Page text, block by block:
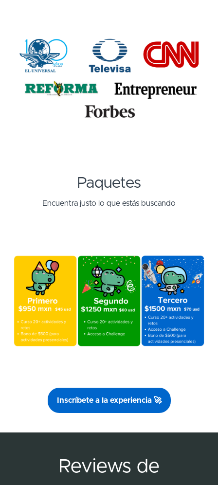
Paquetes
Encuentra justo lo que estás buscando
Inscríbete a la experiencia 🚀
Reviews de